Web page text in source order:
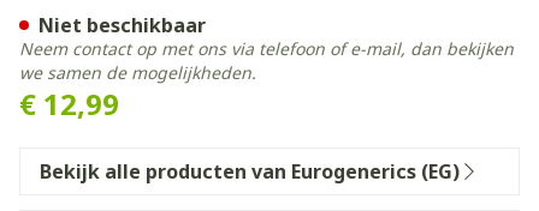
€ 12,99
Niet beschikbaar
Neem contact op met ons via telefoon of e-mail, dan bekijken
we samen de mogelijkheden.
Bekijk alle producten van Eurogenerics (EG)